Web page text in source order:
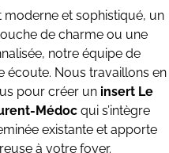
et sophistiqué, un
de charme ou une
notre équipe de
écoute. Nous travaillons en
pour créer un insertLe
Médocqui s’intègre
existante et apporte
à votre foyer.